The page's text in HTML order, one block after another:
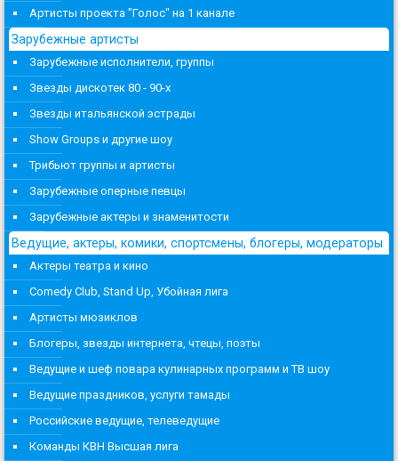
Артисты проекта "Голос" на 1 канале
Зарубежные артисты
Зарубежные исполнители, группы
Звезды дискотек 80 - 90-х
Звезды итальянской эстрады
Show Groups и другие шоу
Трибьют группы и артисты
Зарубежные оперные певцы
Зарубежные актеры и знаменитости
Ведущие, актеры, комики, спортсмены, блогеры, модераторы
Актеры театра и кино
Comedy Club, Stand Up, Убойная лига
Артисты мюзиклов
Блогеры, звезды интернета, чтецы, поэты
Ведущие и шеф повара кулинарных программ и ТВ шоу
Ведущие праздников, услуги тамады
Российские ведущие, телеведущие
Команды КВН Высшая лига